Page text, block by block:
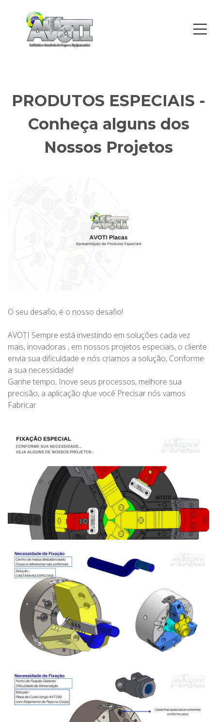
PRODUTOS ESPECIAIS -
Conheça alguns dos
Nossos Projetos
O seu desafio, é o nosso desafio!
AVOTI Sempre está investindo em soluções cada vez
mais, inovadoras , em nossos projetos especiais, o cliente
envia sua dificuldade e nós criamos a solução, Conforme
a sua necessidade!
Ganhe tempo, Inove seus processos, melhore sua
precisão, a aplicação q!ue você Precisar nós vamos
Fabricar